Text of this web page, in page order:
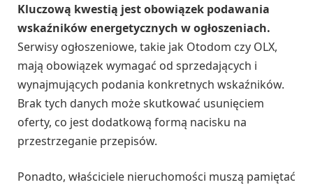
Kluczową kwestią jest obowiązek podawania
wskaźników energetycznych w ogłoszeniach.
Serwisy ogłoszeniowe, takie jak Otodom czy OLX,
mają obowiązek wymagać od sprzedających i
wynajmujących podania konkretnych wskaźników.
Brak tych danych może skutkować usunięciem
oferty, co jest dodatkową formą nacisku na
przestrzeganie przepisów.
Ponadto, właściciele nieruchomości muszą pamiętać